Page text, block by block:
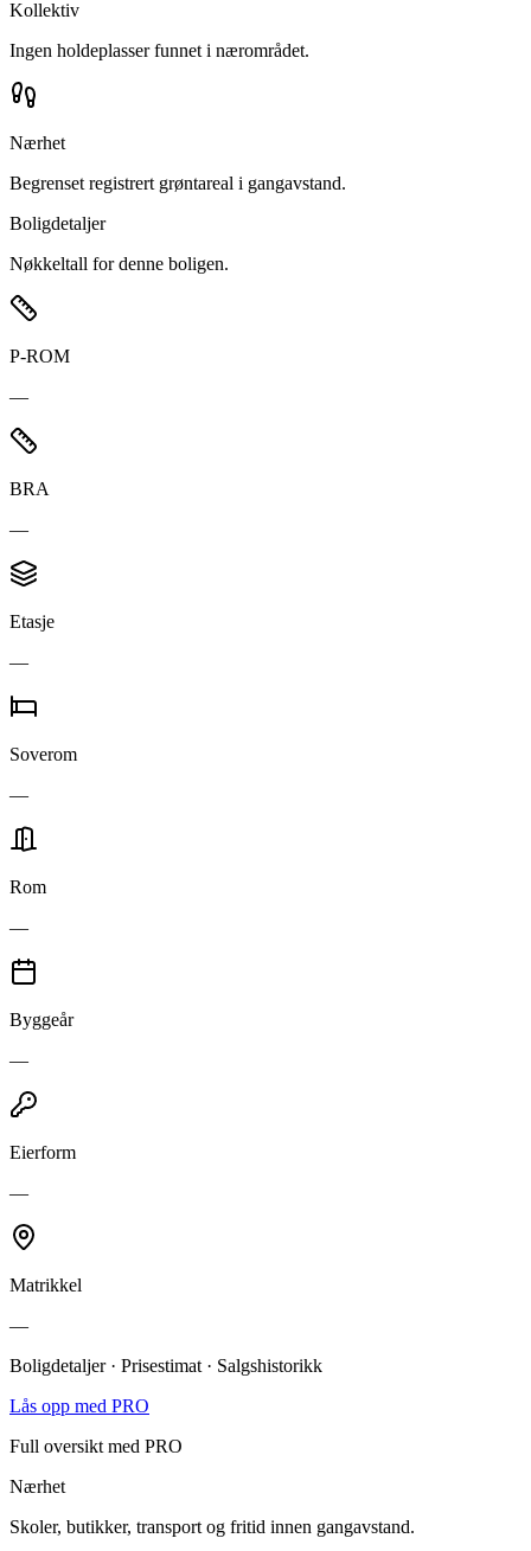
Kollektiv
Ingen holdeplasser funnet i nærområdet.
Nærhet
Begrenset registrert grøntareal i gangavstand.
Boligdetaljer
Nøkkeltall for denne boligen.
P-ROM
—
BRA
—
Etasje
—
Soverom
—
Rom
—
Byggeår
—
Eierform
—
Matrikkel
—
Boligdetaljer · Prisestimat · Salgshistorikk
Lås opp med PRO
Full oversikt med PRO
Nærhet
Skoler, butikker, transport og fritid innen gangavstand.